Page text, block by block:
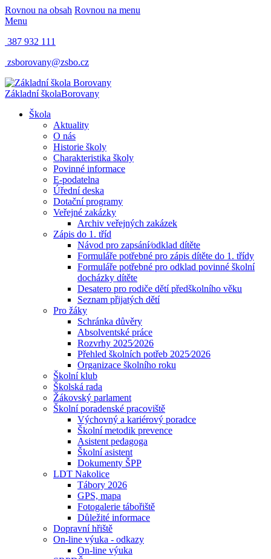
Rovnou na obsah Rovnou na menu
Menu
387 932 111
zsborovany@zsbo.cz
Základní školaBorovany
Škola
Aktuality
O nás
Historie školy
Charakteristika školy
Povinné informace
E-podatelna
Úřední deska
Dotační programy
Veřejné zakázky
Archiv veřejných zakázek
Zápis do 1. tříd
Návod pro zapsání⁄odklad dítěte
Formuláře potřebné pro zápis dítěte do 1. třídy
Formuláře potřebné pro odklad povinné školní
docházky dítěte
Desatero pro rodiče dětí předškolního věku
Seznam přijatých dětí
Pro žáky
Schránka důvěry
Absolventské práce
Rozvrhy 2025⁄2026
Přehled školních potřeb 2025⁄2026
Organizace školního roku
Školní klub
Školská rada
Žákovský parlament
Školní poradenské pracoviště
Výchovný a kariérový poradce
Školní metodik prevence
Asistent pedagoga
Školní asistent
Dokumenty ŠPP
LDT Nakolice
Tábory 2026
GPS, mapa
Fotogalerie tábořiště
Důležité informace
Dopravní hřiště
On-line výuka - odkazy
On-line výuka